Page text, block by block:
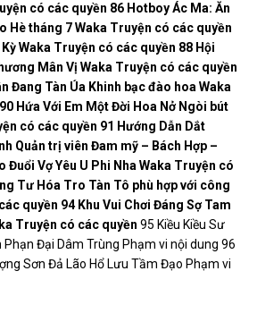
có các quyền 86 Hotboy Ác Ma: Ăn
Hè tháng 7 Waka Truyện có các quyền
Kỳ Waka Truyện có các quyền 88 Hội
Mân Vị Waka Truyện có các quyền
Đang Tàn Úa Khinh bạc đào hoa Waka
90 Hứa Với Em Một Đời Hoa Nở Ngòi bút
có các quyền 91 Hướng Dẫn Dắt
Quản trị viên Đam mỹ – Bách Hợp –
Đuổi Vợ Yêu U Phi Nha Waka Truyện có
Tư Hóa Tro Tàn Tô phù hợp với công
quyền 94 Khu Vui Chơi Đáng Sợ Tam
Truyện có các quyền 95 Kiều Kiều Sư
Đại Dâm Trùng Phạm vi nội dung 96
Sơn Đả Lão Hổ Lưu Tầm Đạo Phạm vi